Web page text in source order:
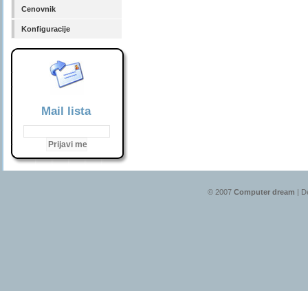
Cenovnik
Konfiguracije
Mail lista
© 2007 Computer dream |